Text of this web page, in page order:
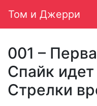
Main
Том и Джерри
001 –
Спайк
Стрелки